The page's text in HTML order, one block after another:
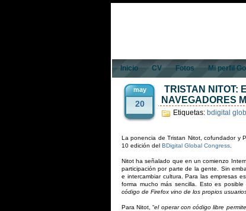
Inicio CV Fotos Mi perfil
may
20
TRISTAN NITOT:
NAVEGADORES
Etiquetas: bdigital
La ponencia de Tristan Nitot, cofundador y
10 edición del BDigital Global Congress
Nitot ha señalado que en un comienzo
participación por parte de la gente. Sin
e intercambiar cultura. Para las empresas
forma mucho más sencilla. Esto es
código de Firefox vino de los propios
Para Nitot, “el operar con código libre